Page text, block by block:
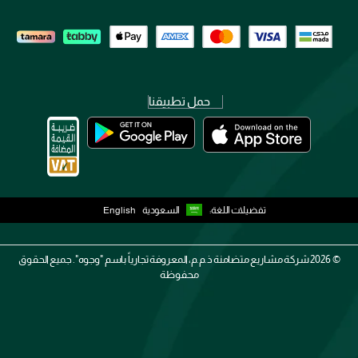
حمل تطبيقنا
تفضيلات اللغة: السعودية English
2026 ©شركة مشاريع متضامنة ذ.م.م، المعروفة تجارياً باسم "وجوه". جميع الحقوق
محفوظة